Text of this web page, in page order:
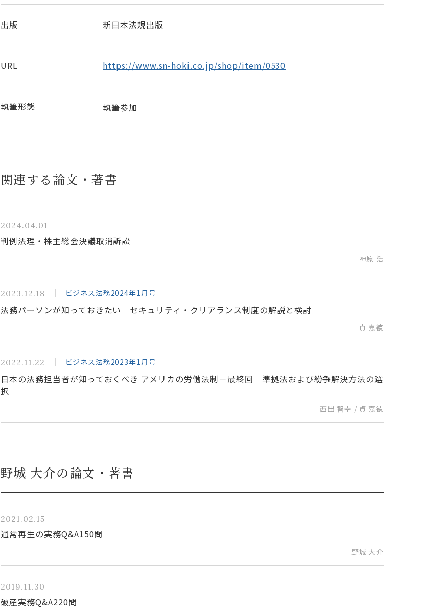
出版 新日本法規出版
URL https://www.sn-hoki.co.jp/shop/item/0530
執筆形態 執筆参加
関連する論文・著書
2024.04.01
判例法理・株主総会決議取消訴訟
神原 浩
2023.12.18 ビジネス法務2024年1月号
法務パーソンが知っておきたい セキュリティ・クリアランス制度の解説と検討
貞 嘉徳
2022.11.22 ビジネス法務2023年1月号
日本の法務担当者が知っておくべき アメリカの労働法制－最終回 準拠法および紛争解決方法の選
択
西出 智幸 / 貞 嘉徳
野城 大介の論文・著書
2021.02.15
通常再生の実務Q&A150問
野城 大介
2019.11.30
破産実務Q&A220問